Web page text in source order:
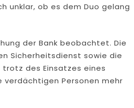
unklar, ob es dem Duo gelang
der Bank beobachtet. Die
Sicherheitsdienst sowie die
trotz des Einsatzes eines
verdächtigen Personen mehr